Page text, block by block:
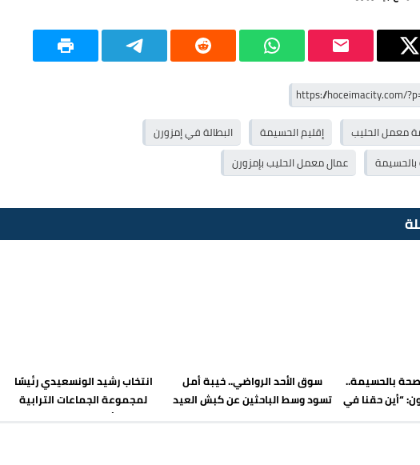
معمل الحليب إقليم الحسيمة
البطالة في إمزورن
بالحسيمة
عمال معمل الحليب بإمزورن
بالحسيمة..
“أين حقنا في
سوق الأحد الرواضي.. خيبة أمل
تسود وسط الباحثين عن كبش العيد
انتخاب رشيد الونسعيدي رئيسًا
لمجموعة الجماعات الترابية
“الأمل” بالحسيمة